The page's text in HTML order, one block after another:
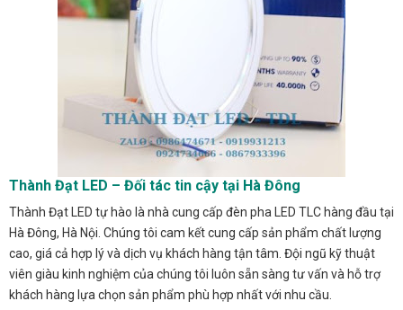
Thành Đạt LED – Đối tác tin cậy tại Hà Đông
Thành Đạt LED tự hào là nhà cung cấp đèn pha LED TLC hàng đầu tại
Hà Đông, Hà Nội. Chúng tôi cam kết cung cấp sản phẩm chất lượng
cao, giá cả hợp lý và dịch vụ khách hàng tận tâm. Đội ngũ kỹ thuật
viên giàu kinh nghiệm của chúng tôi luôn sẵn sàng tư vấn và hỗ trợ
khách hàng lựa chọn sản phẩm phù hợp nhất với nhu cầu.